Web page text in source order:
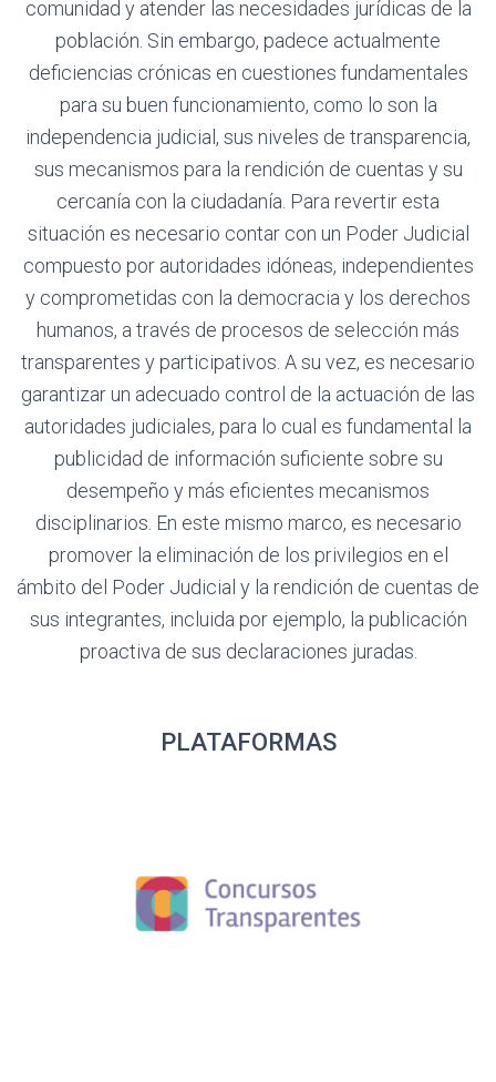
comunidad y atender las necesidades jurídicas de la
población. Sin embargo, padece actualmente
deficiencias crónicas en cuestiones fundamentales
para su buen funcionamiento, como lo son la
independencia judicial, sus niveles de transparencia,
sus mecanismos para la rendición de cuentas y su
cercanía con la ciudadanía. Para revertir esta
situación es necesario contar con un Poder Judicial
compuesto por autoridades idóneas, independientes
y comprometidas con la democracia y los derechos
humanos, a través de procesos de selección más
transparentes y participativos. A su vez, es necesario
garantizar un adecuado control de la actuación de las
autoridades judiciales, para lo cual es fundamental la
publicidad de información suficiente sobre su
desempeño y más eficientes mecanismos
disciplinarios. En este mismo marco, es necesario
promover la eliminación de los privilegios en el
ámbito del Poder Judicial y la rendición de cuentas de
sus integrantes, incluida por ejemplo, la publicación
proactiva de sus declaraciones juradas.
PLATAFORMAS